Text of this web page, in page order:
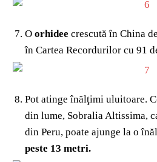
O orhidee crescută în China
în Cartea Recordurilor cu 91
Pot atinge înălţimi uluitoare.
din lume, Sobralia Altissima,
din Peru, poate ajunge la o
peste 13 metri.